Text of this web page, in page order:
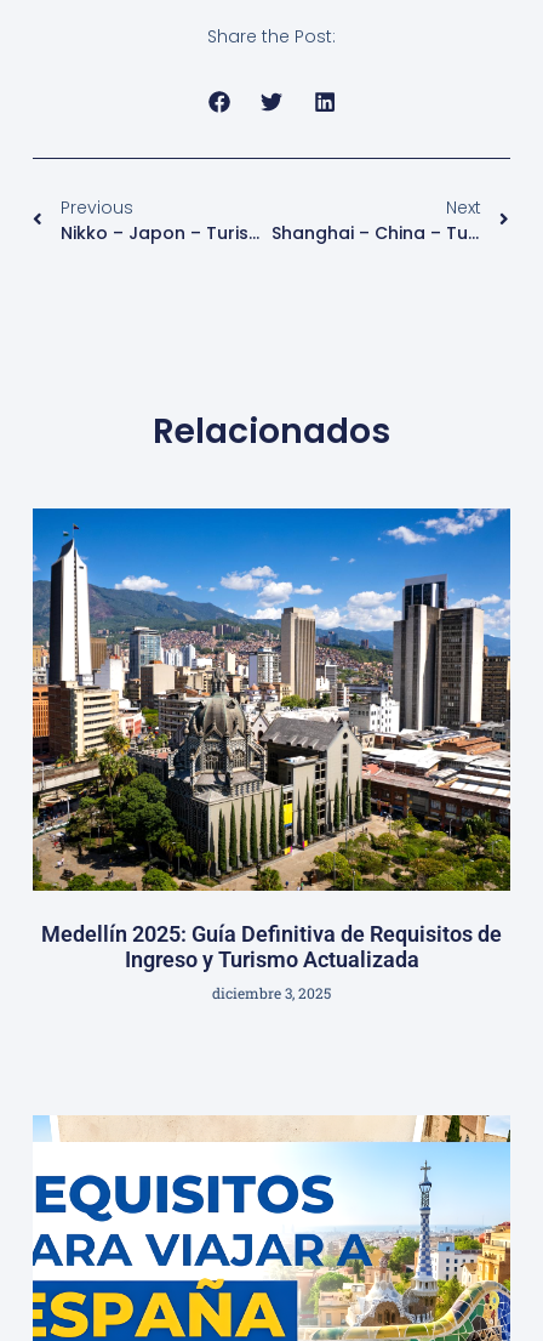
Share the Post:
Previous
Nikko – Japon – Turismo
Next
Shanghai – China – Turismo
Relacionados
Medellín 2025: Guía Definitiva de Requisitos de
Ingreso y Turismo Actualizada
diciembre 3, 2025